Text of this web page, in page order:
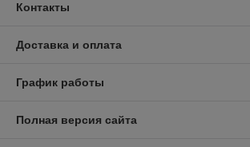
Контакты
Доставка и оплата
График работы
Полная версия сайта